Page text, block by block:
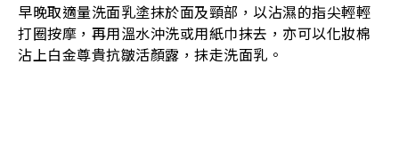
早晚取適量洗面乳塗抹於面及頸部，以沾濕的指尖輕輕
打圈按摩，再用溫水沖洗或用紙巾抹去，亦可以化妝棉
沾上白金尊貴抗皺活顏露，抹走洗面乳。